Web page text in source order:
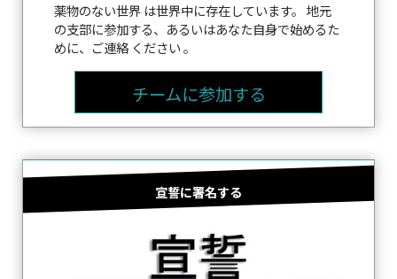
薬物のない世界 は世界中に存在しています。 地元
の支部に参加する、あるいはあなた自身で始めるた
めに、ご連絡 ください 。
チームに参加する
宣誓に署名する